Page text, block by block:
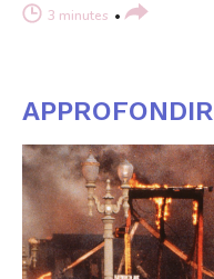
3 minutes
APPROFONDIR